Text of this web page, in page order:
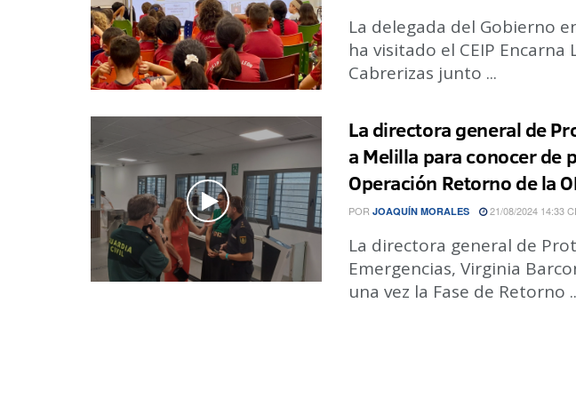
La delegada del Gobierno
ha visitado el CEIP
Cabrerizas junto ...
La directora general de
a Melilla para conocer de
Operación Retorno de la
POR JOAQUÍN MORALES 21/08/2024 14:33
La directora general de
Emergencias, Virginia
una vez la Fase de Retorno